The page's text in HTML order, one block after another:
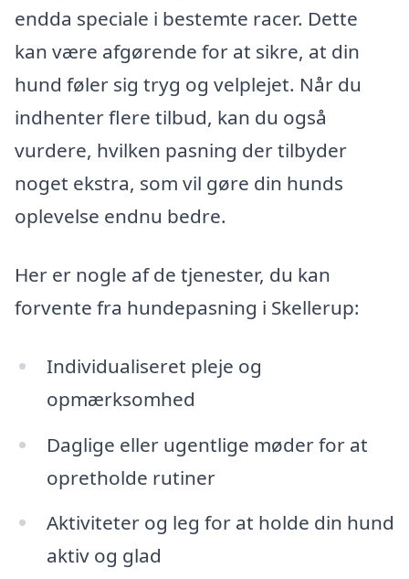
endda speciale i bestemte racer. Dette
kan være afgørende for at sikre, at din
hund føler sig tryg og velplejet. Når du
indhenter flere tilbud, kan du også
vurdere, hvilken pasning der tilbyder
noget ekstra, som vil gøre din hunds
oplevelse endnu bedre.
Her er nogle af de tjenester, du kan
forvente fra hundepasning i Skellerup:
Individualiseret pleje og
opmærksomhed
Daglige eller ugentlige møder for at
opretholde rutiner
Aktiviteter og leg for at holde din hund
aktiv og glad